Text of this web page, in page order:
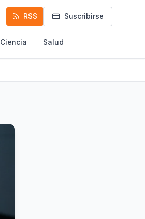
RSS Suscribirse
Ciencia Salud